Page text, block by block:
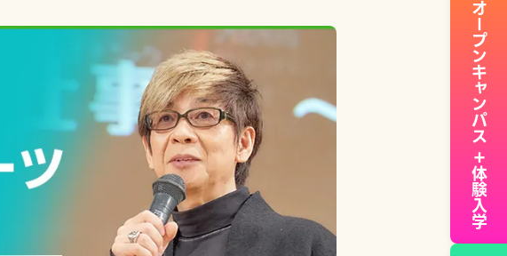
オープンキャンパス
＋体験入学